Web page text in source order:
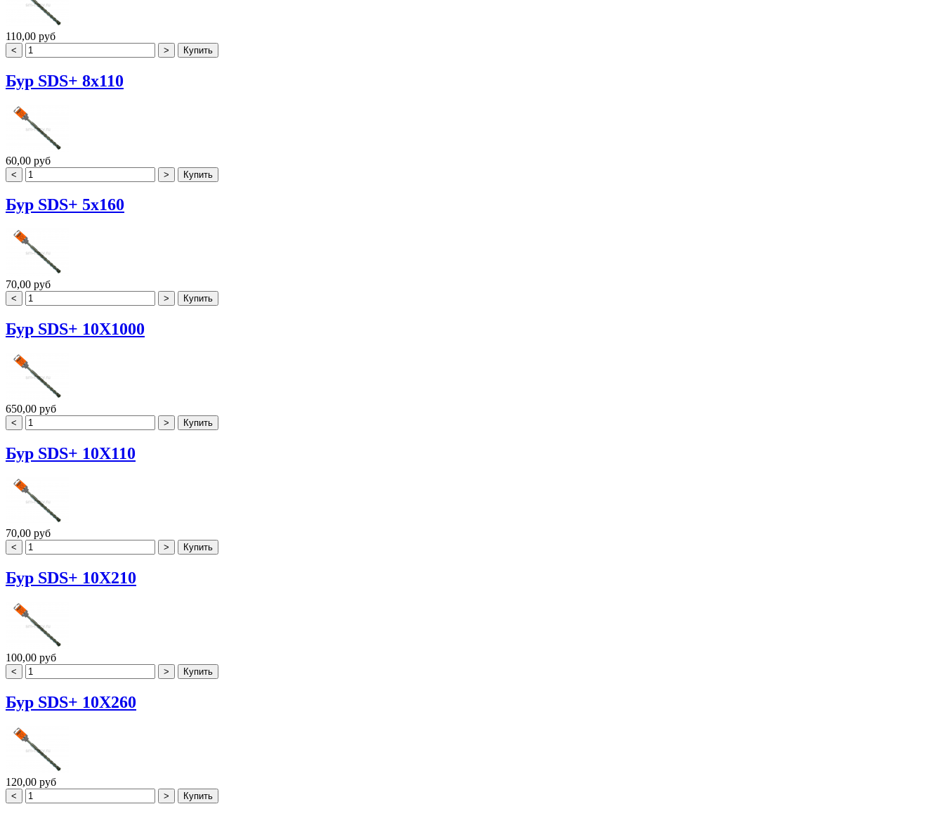
110,00 руб
Бур SDS+ 8х110
60,00 руб
Бур SDS+ 5х160
70,00 руб
Бур SDS+ 10X1000
650,00 руб
Бур SDS+ 10X110
70,00 руб
Бур SDS+ 10X210
100,00 руб
Бур SDS+ 10X260
120,00 руб